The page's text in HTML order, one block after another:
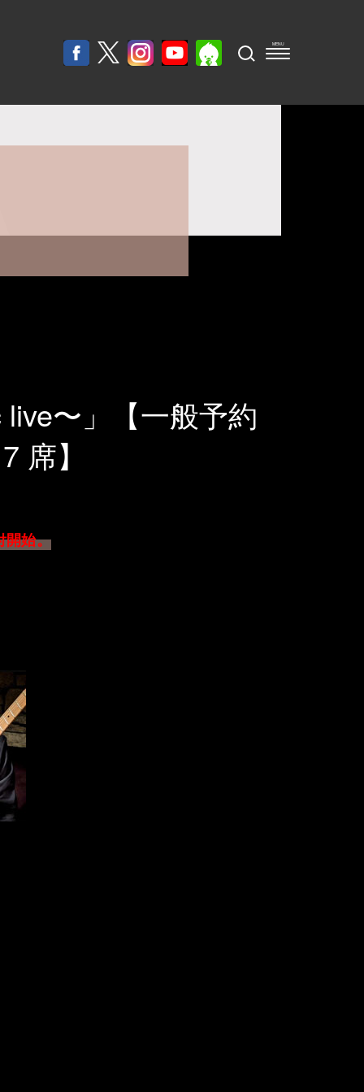
〜」【一般予約
席】
開始。